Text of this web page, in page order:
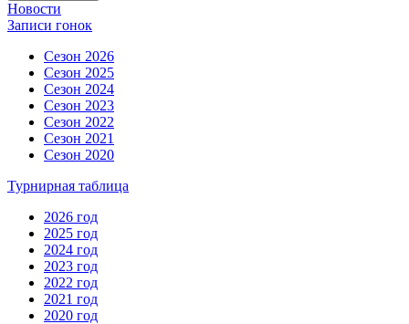
Новости
Записи гонок
Сезон 2026
Сезон 2025
Сезон 2024
Сезон 2023
Сезон 2022
Сезон 2021
Сезон 2020
Турнирная таблица
2026 год
2025 год
2024 год
2023 год
2022 год
2021 год
2020 год